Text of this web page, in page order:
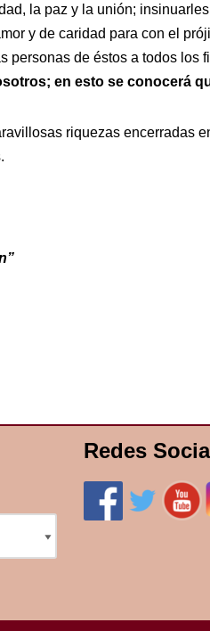
la paz y la unión;
y de caridad para con el
personas de éstos a todos los
en esto se conocerá
riquezas encerradas
Redes